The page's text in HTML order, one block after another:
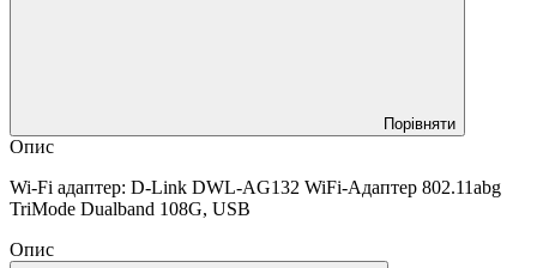
Порівняти
Опис
Wi-Fi адаптер: D-Link DWL-AG132 WiFi-Адаптер 802.11abg
TriMode Dualband 108G, USB
Опис